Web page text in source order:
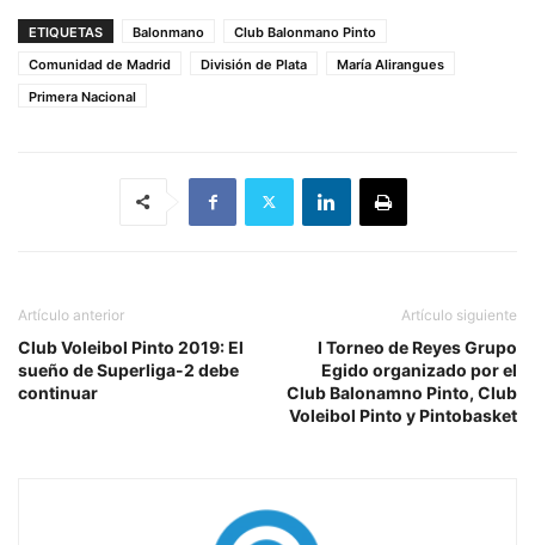
ETIQUETAS Balonmano
Club Balonmano Pinto
Comunidad de Madrid
División de Plata
María Alirangues
Primera Nacional
Artículo anterior
Club Voleibol Pinto 2019: El
sueño de Superliga-2 debe
continuar
Artículo siguiente
I Torneo de Reyes Grupo
Egido organizado por el
Club Balonamno Pinto, Club
Voleibol Pinto y Pintobasket